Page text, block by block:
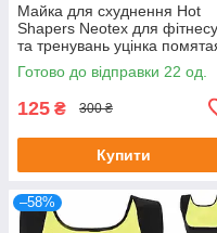
Майка для схуднення Hot
Shapers Neotex для фітнесу
та тренувань уцінка
упаковка Розмір XXL
Готово до відправки 22 од.
125 ₴ 300 ₴
Купити
–58%